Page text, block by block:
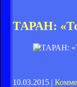
ТАРАН:
10.03.2015 |